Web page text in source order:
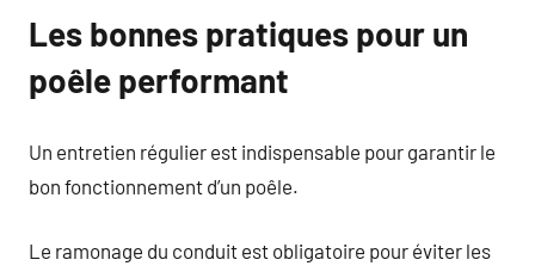
Les bonnes pratiques pour un
poêle performant
Un entretien régulier est indispensable pour garantir le
bon fonctionnement d’un poêle.
Le ramonage du conduit est obligatoire pour éviter les